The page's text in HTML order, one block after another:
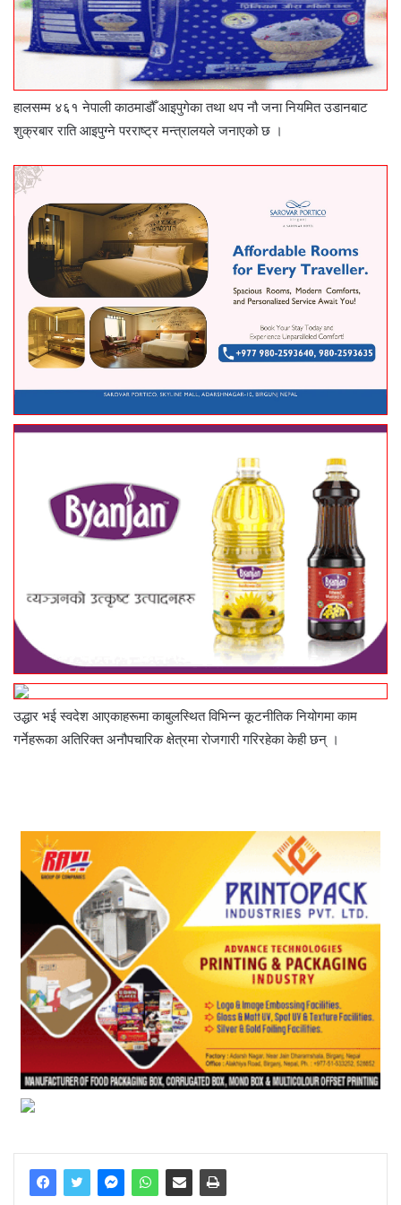
हालसम्म ४६१ नेपाली काठमाडौँ आइपुगेका तथा थप नौ जना नियमित उडानबाट
शुक्रबार राति आइपुग्ने परराष्ट्र मन्त्रालयले जनाएको छ ।
उद्धार भई स्वदेश आएकाहरूमा काबुलस्थित विभिन्न कूटनीतिक नियोगमा काम
गर्नेहरूका अतिरिक्त अनौपचारिक क्षेत्रमा रोजगारी गरिरहेका केही छन् ।